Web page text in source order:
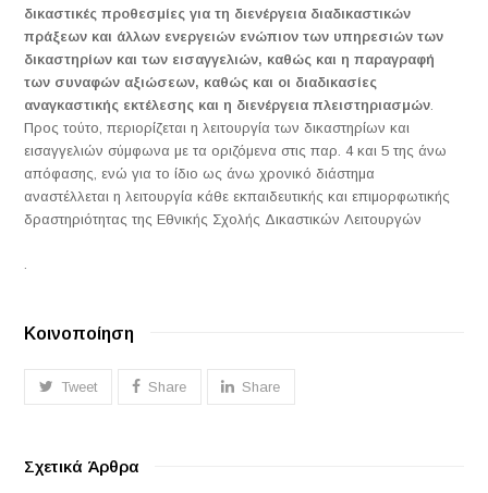
δικαστικές προθεσμίες για τη διενέργεια διαδικαστικών
πράξεων και άλλων ενεργειών ενώπιον των υπηρεσιών των
δικαστηρίων και των εισαγγελιών, καθώς και η παραγραφή
των συναφών αξιώσεων, καθώς και οι διαδικασίες
αναγκαστικής εκτέλεσης και η διενέργεια πλειστηριασμών.
Προς τούτο, περιορίζεται η λειτουργία των δικαστηρίων και
εισαγγελιών σύμφωνα με τα οριζόμενα στις παρ. 4 και 5 της άνω
απόφασης, ενώ για το ίδιο ως άνω χρονικό διάστημα
αναστέλλεται η λειτουργία κάθε εκπαιδευτικής και επιμορφωτικής
δραστηριότητας της Εθνικής Σχολής Δικαστικών Λειτουργών
.
Κοινοποίηση
Tweet Share Share
Σχετικά Άρθρα